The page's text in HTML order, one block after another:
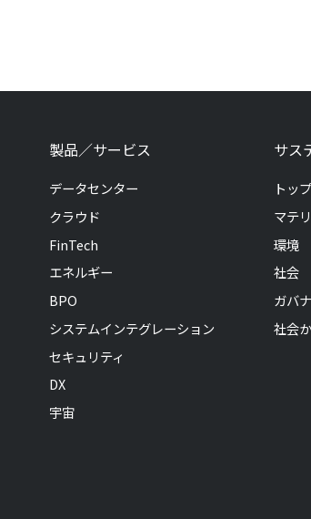
製品／サービス
データセンター
クラウド
FinTech
エネルギー
BPO
システムインテグレーション
セキュリティ
DX
宇宙
サス
トッ
マテ
環境
社会
ガバ
社会